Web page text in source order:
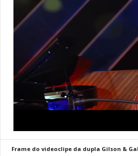
Frame do videoclipe da dupla Gilson &